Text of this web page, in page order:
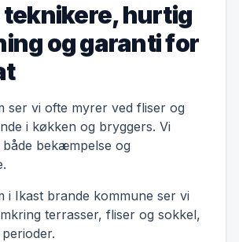
teknikere, hurtig
og garanti for
ser vi ofte myrer ved fliser og
i køkken og bryggers. Vi
bekæmpelse og
i Ikast brande kommune ser vi
terrasser, fliser og sokkel,